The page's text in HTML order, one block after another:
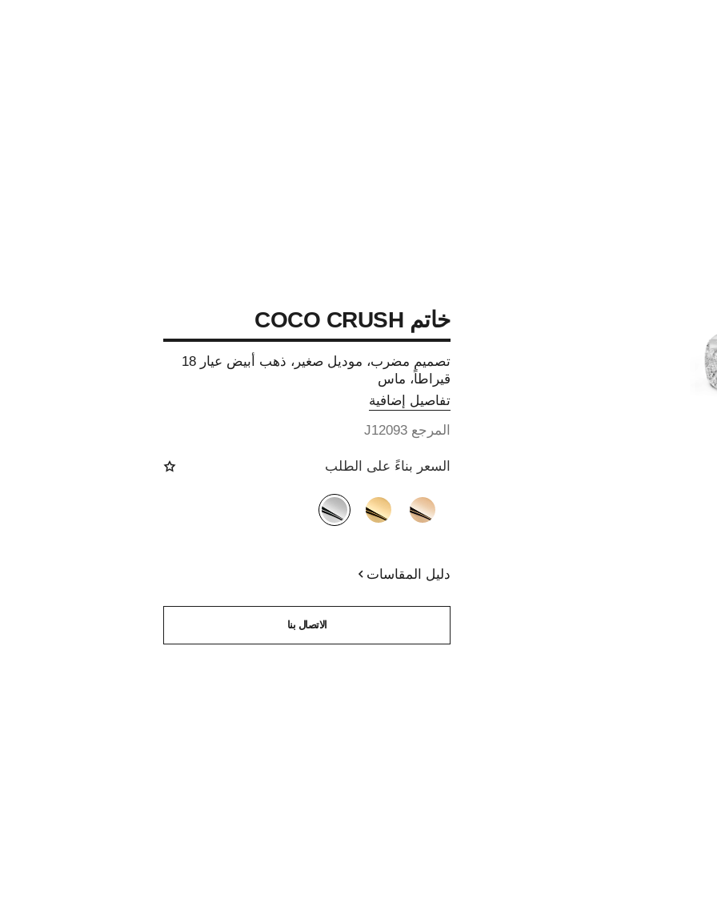
خاتم COCO CRUSH
تصميم مضرب، موديل صغير، ذهب أبيض عيار 18
قيراطاً، ماس
تفاصيل إضافية
المرجع J12093
السعر بناءً على الطلب
الصيغة البديلة(3)
دليل المقاسات
الاتصال بنا